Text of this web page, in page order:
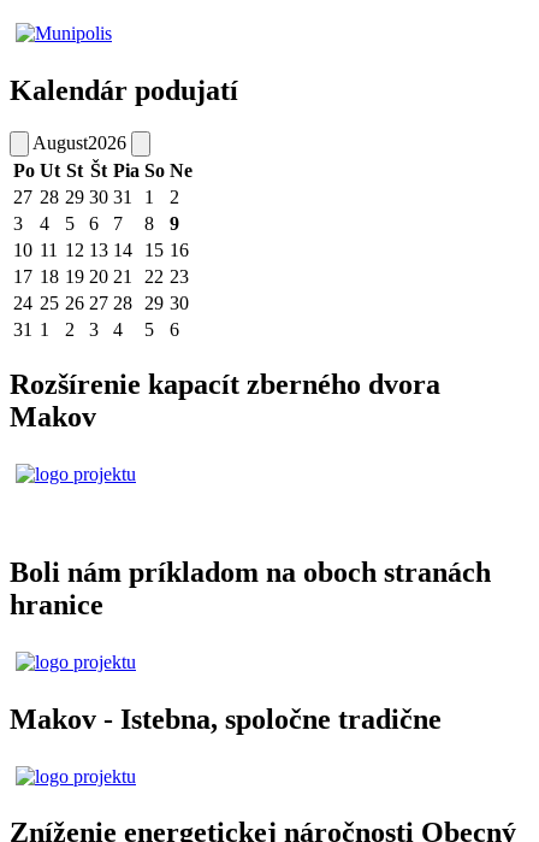
Kalendár podujatí
August2026
Po Ut St Št Pia So Ne
27 28 29 30 31 1
2
3
4 5 6 7 8
9
10 11 12 13 14 15 16
17 18 19 20 21 22 23
24 25 26 27 28 29 30
31 1 2 3 4 5 6
Rozšírenie kapacít zberného dvora
Makov
Boli nám príkladom na oboch stranách
hranice
Makov - Istebna, spoločne tradične
Zníženie energetickej náročnosti Obecný